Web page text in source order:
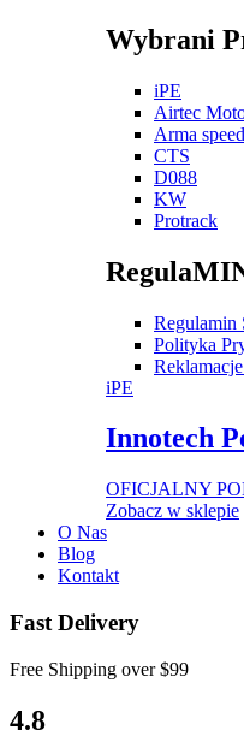
Wybrani
iPE
Airtec
Arma speed
CTS
D088
KW
Protrack
Regulamin
Polityka
iPE
Innotech
OFICJALNY
Zobacz w sklepie
O Nas
Blog
Kontakt
Fast Delivery
Free Shipping over$99
4.8